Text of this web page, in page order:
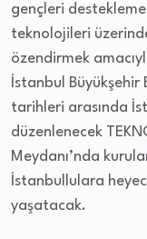
gençleri
teknolojileri
özendirmek
İstanbul
tarihleri arasında
düzenlenecek
Meydanı’nda
İstanbullulara
yaşatacak.